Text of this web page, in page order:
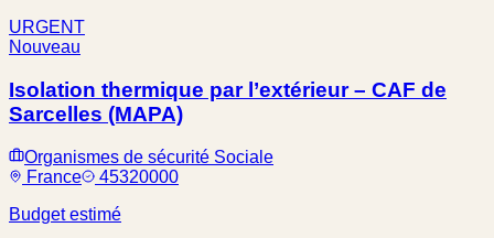
URGENT
Nouveau
Isolation thermique par l’extérieur – CAF de
Sarcelles (MAPA)
Organismes de sécurité Sociale
France
45320000
Budget estimé